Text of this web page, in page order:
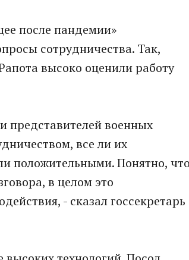
после пандемии»
сотрудничества. Так,
высоко оценили работу
представителей военных
все ли их
положительными. Понятно, что
в целом это
- сказал госсекретарь